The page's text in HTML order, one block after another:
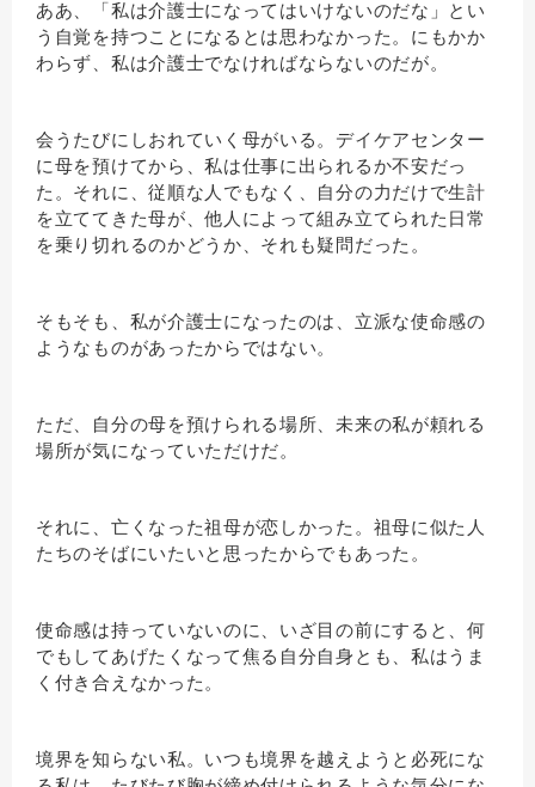
ああ、「私は介護士になってはいけないのだな」とい
う自覚を持つことになるとは思わなかった。にもかか
わらず、私は介護士でなければならないのだが。
会うたびにしおれていく母がいる。デイケアセンター
に母を預けてから、私は仕事に出られるか不安だっ
た。それに、従順な人でもなく、自分の力だけで生計
を立ててきた母が、他人によって組み立てられた日常
を乗り切れるのかどうか、それも疑問だった。
そもそも、私が介護士になったのは、立派な使命感の
ようなものがあったからではない。
ただ、自分の母を預けられる場所、未来の私が頼れる
場所が気になっていただけだ。
それに、亡くなった祖母が恋しかった。祖母に似た人
たちのそばにいたいと思ったからでもあった。
使命感は持っていないのに、いざ目の前にすると、何
でもしてあげたくなって焦る自分自身とも、私はうま
く付き合えなかった。
境界を知らない私。いつも境界を越えようと必死にな